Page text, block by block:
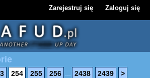
Zarejestruj się Zaloguj się
254 255 256 ... 2438 2439 >